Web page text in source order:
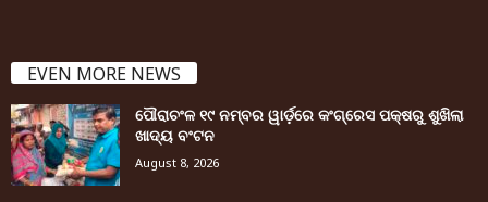
EVEN MORE NEWS
ପୌରାଚଂଳ ୧୯ ନମ୍ବର ୱାର୍ଡ଼ରେ କଂଗ୍ରେସ ପକ୍ଷରୁ ଶୁଖିଲା
ଖାଦ୍ୟ ବଂଟନ
August 8, 2026